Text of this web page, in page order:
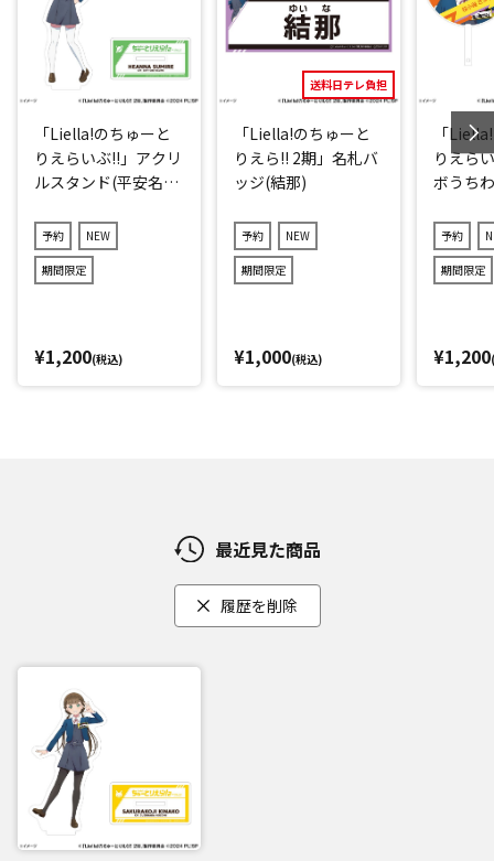
「Liella!のちゅーと
りえらいぶ!!」アクリ
ルスタンド(平安名す
予約 NEW
期間限定
¥1,200(税込)
送料日テレ負担
「Liella!のちゅーと
りえら!! 2期」名札バ
ッジ(結那)
予約 NEW
期間限定
¥1,000(税込)
「
りえら
ボうち
予約
期間限定
¥1,200
最近見た商品
履歴を削除